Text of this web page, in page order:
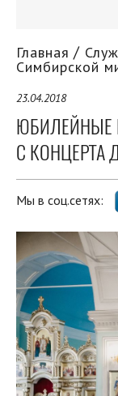
Главная
Симбирской
23.04.2018
ЮБИЛЕЙНЫЕ
С КОНЦЕРТА
Мы в соц.сетях: